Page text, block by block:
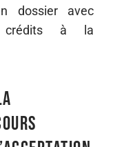
dossier avec
à la